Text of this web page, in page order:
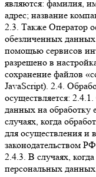
являются: фамилия,
адрес; название
2.3. Также Оператор
обезличенных
помощью сервисов
разрешено в
сохранение файлов
JavaScript). 2.4.
осуществляется:
данных на обработку
случаях, когда
для осуществления и
законодательством
2.4.3. В случаях,
персональных